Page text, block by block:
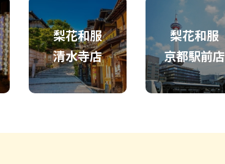
梨花和服
清水寺店
梨花和服
京都駅前店